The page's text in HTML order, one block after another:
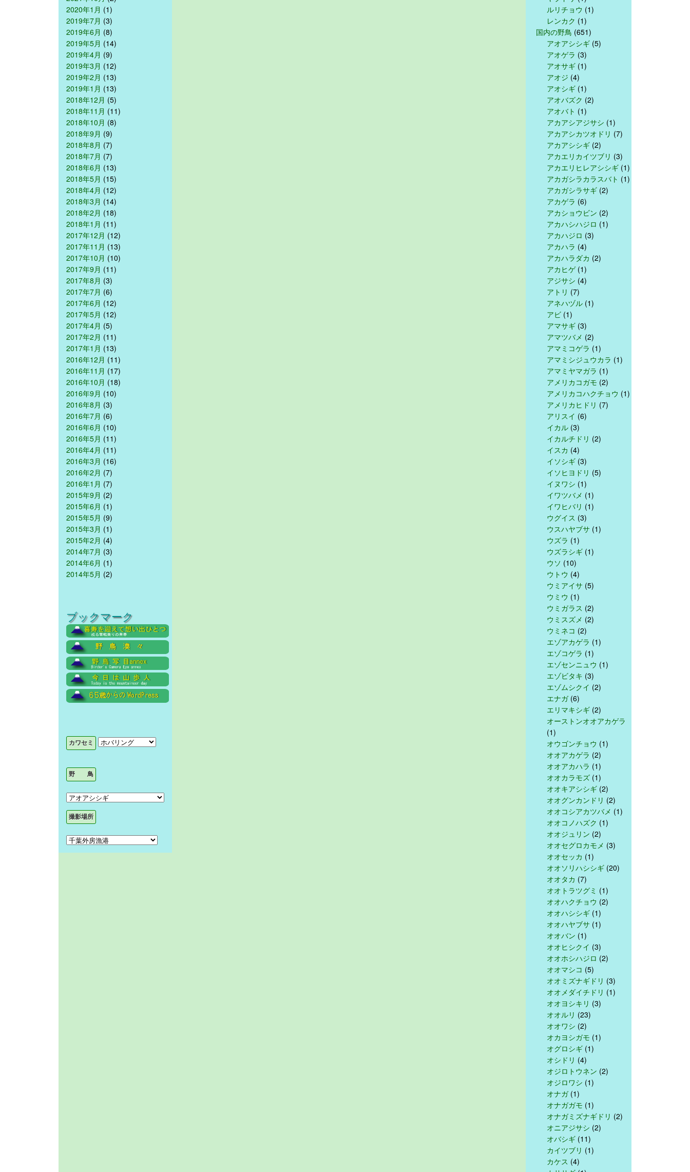
2020年1月 (1)
2019年7月 (3)
2019年6月 (8)
2019年5月 (14)
2019年4月 (9)
2019年3月 (12)
2019年2月 (13)
2019年1月 (13)
2018年12月 (5)
2018年11月 (11)
2018年10月 (8)
2018年9月 (9)
2018年8月 (7)
2018年7月 (7)
2018年6月 (13)
2018年5月 (15)
2018年4月 (12)
2018年3月 (14)
2018年2月 (18)
2018年1月 (11)
2017年12月 (12)
2017年11月 (13)
2017年10月 (10)
2017年9月 (11)
2017年8月 (3)
2017年7月 (6)
2017年6月 (12)
2017年5月 (12)
2017年4月 (5)
2017年2月 (11)
2017年1月 (13)
2016年12月 (11)
2016年11月 (17)
2016年10月 (18)
2016年9月 (10)
2016年8月 (3)
2016年7月 (6)
2016年6月 (10)
2016年5月 (11)
2016年4月 (11)
2016年3月 (16)
2016年2月 (7)
2016年1月 (7)
2015年9月 (2)
2015年6月 (1)
2015年5月 (9)
2015年3月 (1)
2015年2月 (4)
2014年7月 (3)
2014年6月 (1)
2014年5月 (2)
ブックマーク
ルリチョウ (1)
レンカク (1)
国内の野鳥 (651)
アオアシシギ (5)
アオゲラ (3)
アオサギ (1)
アオジ (4)
アオシギ (1)
アオバズク (2)
アオバト (1)
アカアシアジサシ (1)
アカアシカツオドリ (7)
アカアシシギ (2)
アカエリカイツブリ (3)
アカエリヒレアシシギ (1)
アカガシラカラスバト (1)
アカガシラサギ (2)
アカゲラ (6)
アカショウビン (2)
アカハシハジロ (1)
アカハジロ (3)
アカハラ (4)
アカハラダカ (2)
アカヒゲ(1)
アジサシ (4)
アトリ (7)
アネハヅル (1)
アビ (1)
アマサギ (3)
アマツバメ (2)
アマミコゲラ (1)
アマミシジュウカラ (1)
アマミヤマガラ (1)
アメリカコガモ (2)
アメリカコハクチョウ (1)
アメリカヒドリ (7)
アリスイ (6)
イカル (3)
イカルチドリ (2)
イスカ (4)
イソシギ (3)
イソヒヨドリ (5)
イヌワシ (1)
イワツバメ (1)
イワヒバリ (1)
ウグイス (3)
ウスハヤブサ (1)
ウズラ (1)
ウズラシギ (1)
ウソ (10)
ウトウ (4)
ウミアイサ (5)
ウミウ (1)
ウミガラス (2)
ウミスズメ (2)
ウミネコ (2)
エゾアカゲラ (1)
エゾコゲラ (1)
エゾセンニュウ (1)
エゾビタキ (3)
エゾムシクイ (2)
エナガ(6)
エリマキシギ (2)
オーストンオオアカゲラ
(1)
オウゴンチョウ (1)
オオアカゲラ (2)
オオアカハラ (1)
オオカラモズ (1)
オオキアシシギ (2)
オオグンカンドリ (2)
オオコシアカツバメ (1)
オオコノハズク (1)
オオジュリン (2)
オオセグロカモメ (3)
オオセッカ (1)
オオソリハシシギ (20)
オオタカ (7)
オオトラツグミ (1)
オオハクチョウ (2)
オオハシシギ (1)
オオハヤブサ (1)
オオバン (1)
オオヒシクイ (3)
オオホシハジロ (2)
オオマシコ (5)
オオミズナギドリ (3)
オオメダイチドリ (1)
オオヨシキリ (3)
オオルリ (23)
オオワシ (2)
オカヨシガモ (1)
オグロシギ (1)
オシドリ (4)
オジロトウネン (2)
オジロワシ (1)
オナガ(1)
オナガガモ (1)
オナガミズナギドリ (2)
オニアジサシ (2)
オバシギ (11)
カイツブリ (1)
カケス (4)